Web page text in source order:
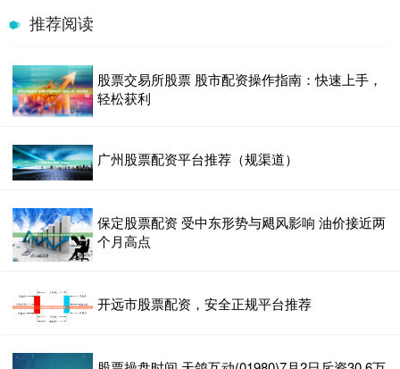
推荐阅读
股票交易所股票 股市配资操作指南：快速上手，
轻松获利
广州股票配资平台推荐（规渠道）
保定股票配资 受中东形势与飓风影响 油价接近两
个月高点
开远市股票配资，安全正规平台推荐